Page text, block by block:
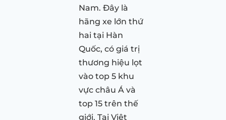
Nam. Đây là
hãng xe lớn thứ
hai tại Hàn
Quốc, có giá trị
thương hiệu lọt
vào top 5 khu
vực châu Á và
top 15 trên thế
giới. Tại Việt